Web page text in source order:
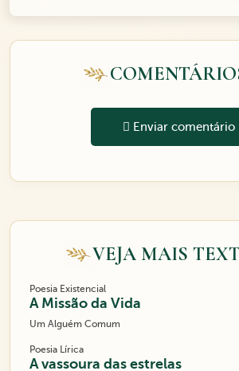
Enviar comentário
VEJA MAIS
Poesia Existencial
A Missão da Vida
Um Alguém Comum
Poesia Lírica
A vassoura das estrelas